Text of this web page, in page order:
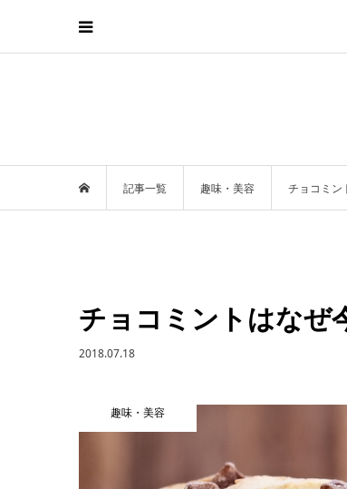
記事一覧 趣味・美容 チョコミン
チョコミントはなぜ
2018.07.18
趣味・美容